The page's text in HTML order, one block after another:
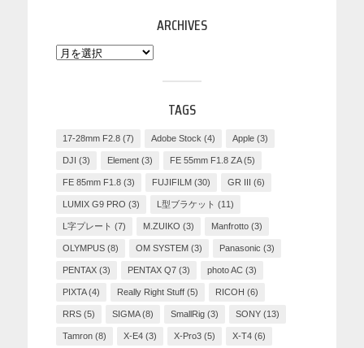
ARCHIVES
TAGS
17-28mm F2.8(7) Adobe Stock (4) Apple(3)
DJI (3) Element(3) FE 55mm F1.8 ZA(5)
FE 85mm F1.8(3) FUJIFILM(30) GR III (6)
LUMIX G9 PRO (3) L型ブラケット (11)
L字プレート (7) M.ZUIKO (3) Manfrotto(3)
OLYMPUS(8) OM SYSTEM(3) Panasonic (3)
PENTAX(3) PENTAX Q7(3) photo AC(3)
PIXTA(4) Really Right Stuff(5) RICOH (6)
RRS(5) SIGMA(8) SmallRig(3) SONY(13)
Tamron(8) X-E4(3) X-Pro3(5) X-T4(6)